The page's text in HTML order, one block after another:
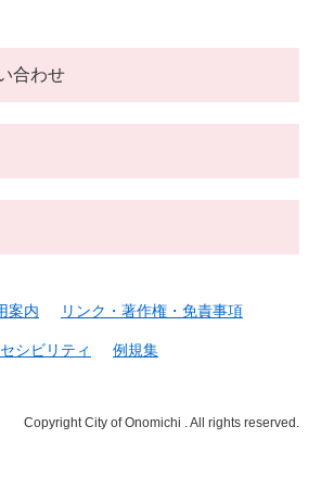
合わせ
案内 リンク・著作権・免責事項
シビリティ 例規集
Copyright City of Onomichi . All rights reserved.